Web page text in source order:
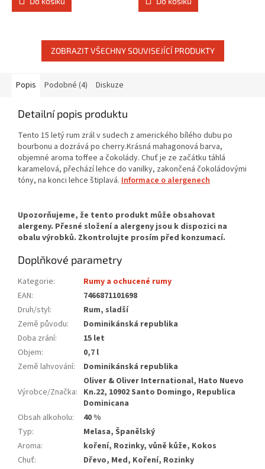
ZOBRAZIT VŠECHNY SOUVISEJÍCÍ PRODUKTY
Popis Podobné (4) Diskuze
Detailní popis produktu
Tento 15 letý rum zrál v sudech z amerického bílého dubu po
bourbonu a dozrává po cherry.Krásná mahagonová barva,
objemné aroma toffee a čokolády. Chuť je ze začátku táhlá
karamelová, přechází lehce do vanilky, zakončená čokoládovými
tóny, na konci lehce štiplavá. Informace o alergenech
Doplňkové parametry
Kategorie:
Rumy a ochucené rumy
EAN:
7466871101698
Druh/styl:
Rum, sladší
Země původu:
Dominikánská republika
Doba zrání:
15 let
Objem:
0,7 l
Země lahvování: Dominikánská republika
Výrobce/Značka:
Oliver & Oliver International, Hato Nuevo
Kn.22, 10902 Santo Domingo, Republica
Dominicana
Obsah alkoholu:
40 %
Typ:
Melasa, Španělský
Aroma:
koření, Rozinky, vůně kůže, Kokos
Chuť:
Dřevo, Med, Koření, Rozinky